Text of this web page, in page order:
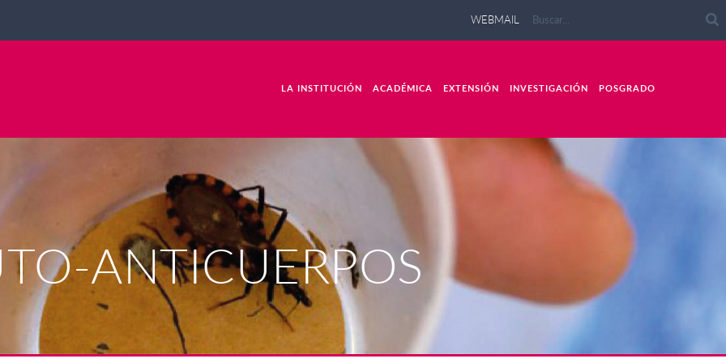
WEBMAIL
LA INSTITUCIÓN ACADÉMICA EXTENSIÓN INVESTIGACIÓN POSGRADO
ANTICUERPOS